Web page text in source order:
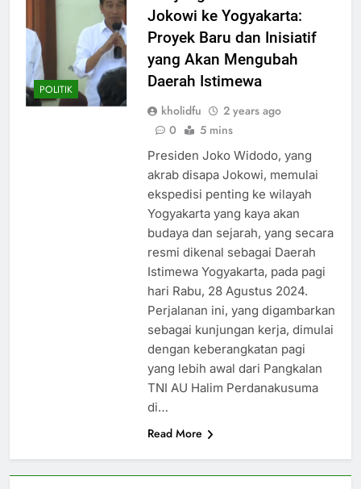
POLITIK
Jokowi ke Yogyakarta:
Proyek Baru dan Inisiatif
yang Akan Mengubah
Daerah Istimewa
kholidfu
2 years ago
0
5 mins
Presiden Joko Widodo, yang
akrab disapa Jokowi, memulai
ekspedisi penting ke wilayah
Yogyakarta yang kaya akan
budaya dan sejarah, yang secara
resmi dikenal sebagai Daerah
Istimewa Yogyakarta, pada pagi
hari Rabu, 28 Agustus 2024.
Perjalanan ini, yang digambarkan
sebagai kunjungan kerja, dimulai
dengan keberangkatan pagi
yang lebih awal dari Pangkalan
TNI AU Halim Perdanakusuma
di…
Read More